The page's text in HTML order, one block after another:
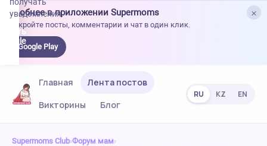
×
Удобнее в приложении Supermoms
Откройте посты, комментарии и чат в один клик.
Google Play
уведомления.
Главная
Лента постов
Викторины
Блог
RU KZ EN
Supermoms Club›Форум мам›